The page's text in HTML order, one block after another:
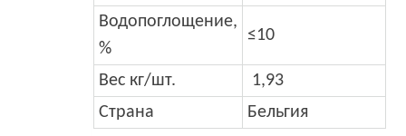
Водопоглощение,
%
≤10
Вес кг/шт.
1,93
Страна
Бельгия